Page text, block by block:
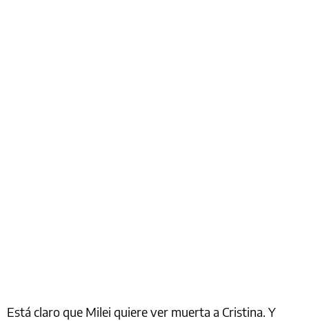
Está claro que Milei quiere ver muerta a Cristina. Y